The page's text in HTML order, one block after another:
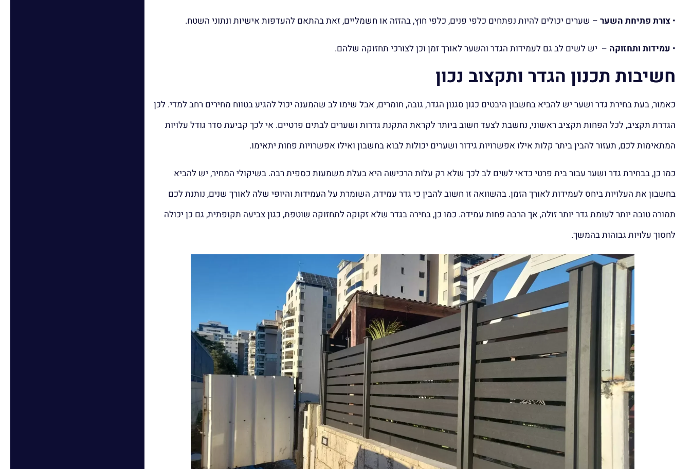
• צורת פתיחת השער – שערים יכולים להיות נפתחים כלפי פנים, כלפי חוץ, בהזזה או חשמליים, זאת בהתאם להעדפות אישיות ונתוני השטח.
• עמידות ותחזוקה – יש לשים לב גם לעמידות הגדר והשער לאורך זמן וכן לצורכי תחזוקה שלהם.
חשיבות תכנון הגדר ותקצוב נכון
כאמור, בעת בחירת גדר ושער יש להביא בחשבון היבטים כגון סגנון הגדר, גובה, חומרים, אבל שימו לב שהמענה יכול להגיע בטווח מחירים רחב למדי. לכן
הגדרת תקציב, לכל הפחות תקציב ראשוני, נחשבת לצעד חשוב ביותר לקראת התקנת גדרות ושערים לבתים פרטיים. אי לכך קביעת סדר גודל עלויות
המתאימות לכם, תעזור להבין ביתר קלות אילו אפשרויות גידור ושערים יכולות לבוא בחשבון ואילו אפשרויות פחות יתאימו.
כמו כן, בבחירת גדר ושער עבור בית פרטי כדאי לשים לב לכך שלא רק עלות הרכישה היא בעלת משמעות כספית רבה. בשיקולי המחיר, יש להביא
בחשבון את העלויות ביחס לעמידות לאורך הזמן. בהשוואה זו חשוב להבין כי גדר עמידה, השומרת על העמידות והיופי שלה לאורך שנים, נותנת לכם
תמורה טובה יותר לעומת גדר יותר זולה, אך הרבה פחות עמידה. כמו כן, בחירה בגדר שלא זקוקה לתחזוקה שוטפת, כגון צביעה תקופתית, גם כן יכולה
לחסוך עלויות גבוהות בהמשך.